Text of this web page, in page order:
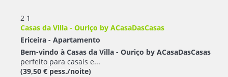
2 1
Casas da Villa - Ouriço by ACasaDasCasas
Ericeira - Apartamento
Bem-vindo à Casas da Villa - Ouriço by ACasaDasCasas
perfeito para casais e...
(39,50 € pess./noite)